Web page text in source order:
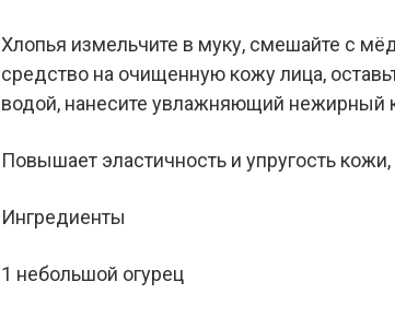
Хлопья измельчите в муку, смешайте с
средство на очищенную кожу лица,
водой, нанесите увлажняющий нежирный
Повышает эластичность и упругость
Ингредиенты
1 небольшой огурец